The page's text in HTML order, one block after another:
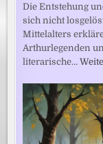
Die Entstehung
sich nicht
Mittelalters
Arthurlegenden
literarische…